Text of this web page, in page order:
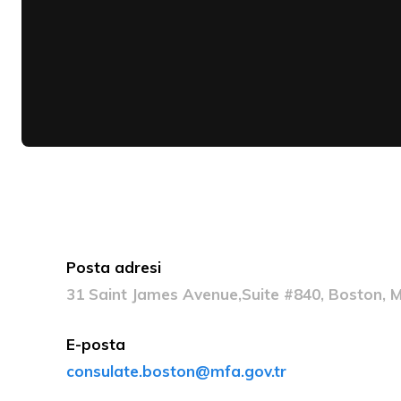
Posta adresi
31 Saint James Avenue,Suite #840, Boston,
E-posta
consulate.boston@mfa.gov.tr